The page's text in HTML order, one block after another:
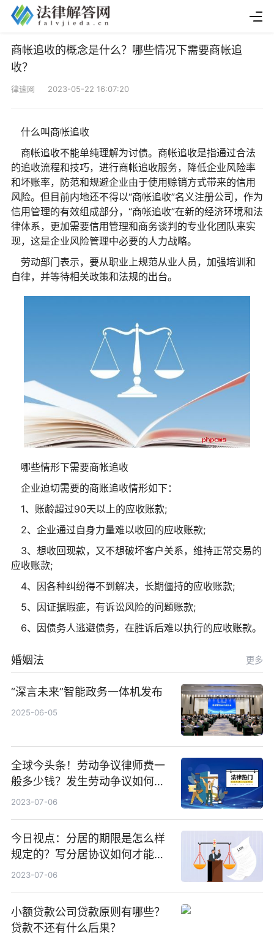
商帐追收的概念是什么？哪些情况下需要商帐追
收？
律速网 2023-05-22 16:07:20
什么叫商帐追收
商帐追收不能单纯理解为讨债。商帐追收是指通过合法
的追收流程和技巧，进行商帐追收服务，降低企业风险率
和坏账率，防范和规避企业由于使用赊销方式带来的信用
风险。但目前内地还不得以“商帐追收”名义注册公司，作为
信用管理的有效组成部分，“商帐追收”在新的经济环境和法
律体系，更加需要信用管理和商务谈判的专业化团队来实
现，这是企业风险管理中必要的人力战略。
劳动部门表示，要从职业上规范从业人员，加强培训和
自律，并等待相关政策和法规的出台。
哪些情形下需要商帐追收
企业迫切需要的商账追收情形如下：
1、账龄超过90天以上的应收账款;
2、企业通过自身力量难以收回的应收账款;
3、想收回现款，又不想破坏客户关系，维持正常交易的
应收账款;
4、因各种纠纷得不到解决，长期僵持的应收账款;
5、因证据瑕疵，有诉讼风险的问题账款;
6、因债务人逃避债务，在胜诉后难以执行的应收账款。
婚姻法 更多
“深言未来”智能政务一体机发布
2025-06-05
全球今头条！劳动争议律师费一
般多少钱？发生劳动争议如何算
工资？
2023-07-06
今日视点：分居的期限是怎么样
规定的？写分居协议如何才能有
效？
2023-07-06
小额贷款公司贷款原则有哪些？
贷款不还有什么后果？